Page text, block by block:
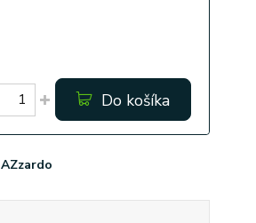
Do košíka
AZzardo